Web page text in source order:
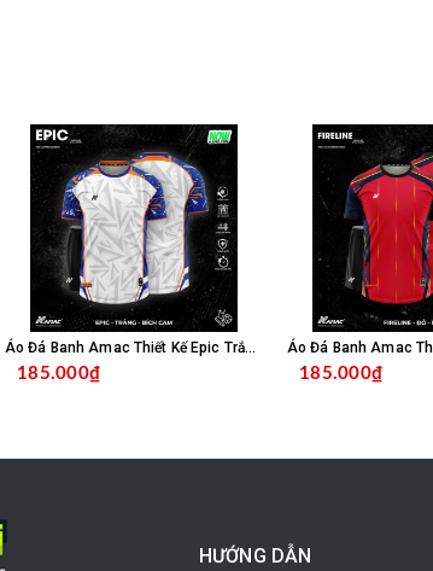
Áo Đá Banh Amac Thiết Kế Epic Trắng Bích
185.000₫ 185.000₫
HƯỚNG DẪN